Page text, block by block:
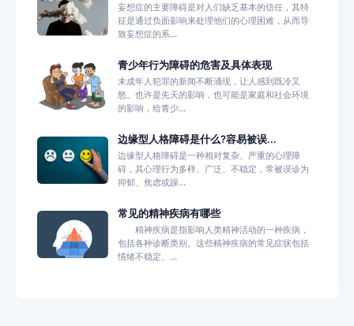
妄想症的主要障碍是对人们缺乏基本的信任，其特
征是通过负面影响来处理他们的心理困难，从而导
致妄想症的系...
青少年行为障碍的危害及具体表现
未成年人犯罪的新闻不断涌现，让人感到既冷又
怒。也许是先天的影响，也可能是家庭和社会环境
的影响，给青少...
边缘型人格障碍是什么?容易被误...
边缘型人格障碍是一种相对复杂、严重的心理障
碍，其心理行为多样、广泛、不稳定，常被误诊为
抑郁、焦虑或躁...
常见的精神疾病有哪些
精神疾病是指影响人类精神活动的一种疾病，
包括各种诊断类别。这些精神疾病的常见症状包括
情绪不稳定、...